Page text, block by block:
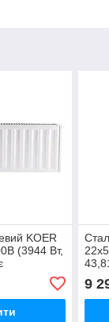
KOER
(3944 Вт,
з
9